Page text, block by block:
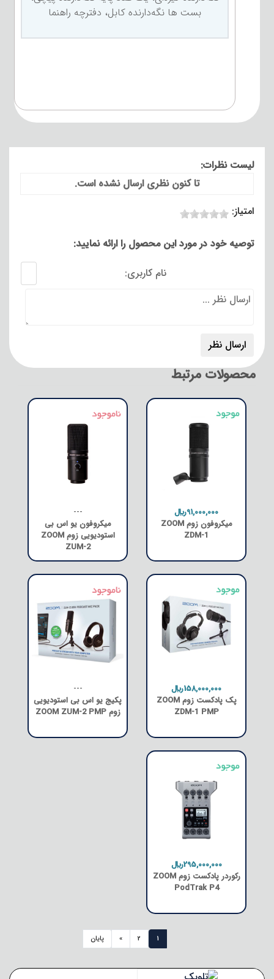
بست ها نگه‌دارنده کابل، دفترچه راهنما
لیست نظرات:
تا کنون نظری ارسال نشده است.
امتیاز:
توصیه خود در مورد این محصول را ارائه نمایید:
نام کاربری:
محصولات مرتبط
91,000,000﷼
میکروفون زوم ZOOM
ZDM-1
---
میکروفون یو اس بی
استودیویی زوم ZOOM
ZUM-2
158,000,000﷼
پک پادکست زوم ZOOM
ZDM-1 PMP
---
پکیج یو اس بی استودیویی
زوم ZOOM ZUM-2 PMP
295,000,000﷼
رکوردر پادکست زوم ZOOM
PodTrak P4
1
2
» پایان